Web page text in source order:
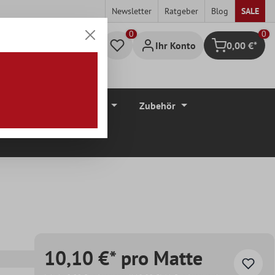
Newsletter Ratgeber Blog SALE
Ihr Konto Warenkorb
0
0,00 €*
Zubehör
10,10 €* pro Matte